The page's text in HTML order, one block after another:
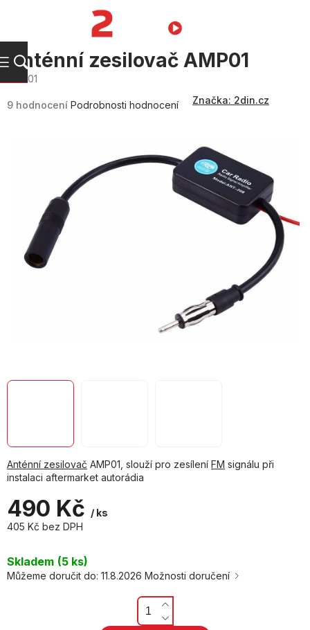
Anténní zesilovač AMP01
AMP01
hodnocení
produktu
9 hodnocení Podrobnosti hodnocení Značka: 2din.cz
490 Kč / ks
405 Kč bez DPH
cena:
Skladem (5 ks)
Můžeme doručit do: 11.8.2026 Možnosti doručení
Anténní zesilovač AMP01, slouží pro zesílení FM signálu při
instalaci aftermarket autorádia